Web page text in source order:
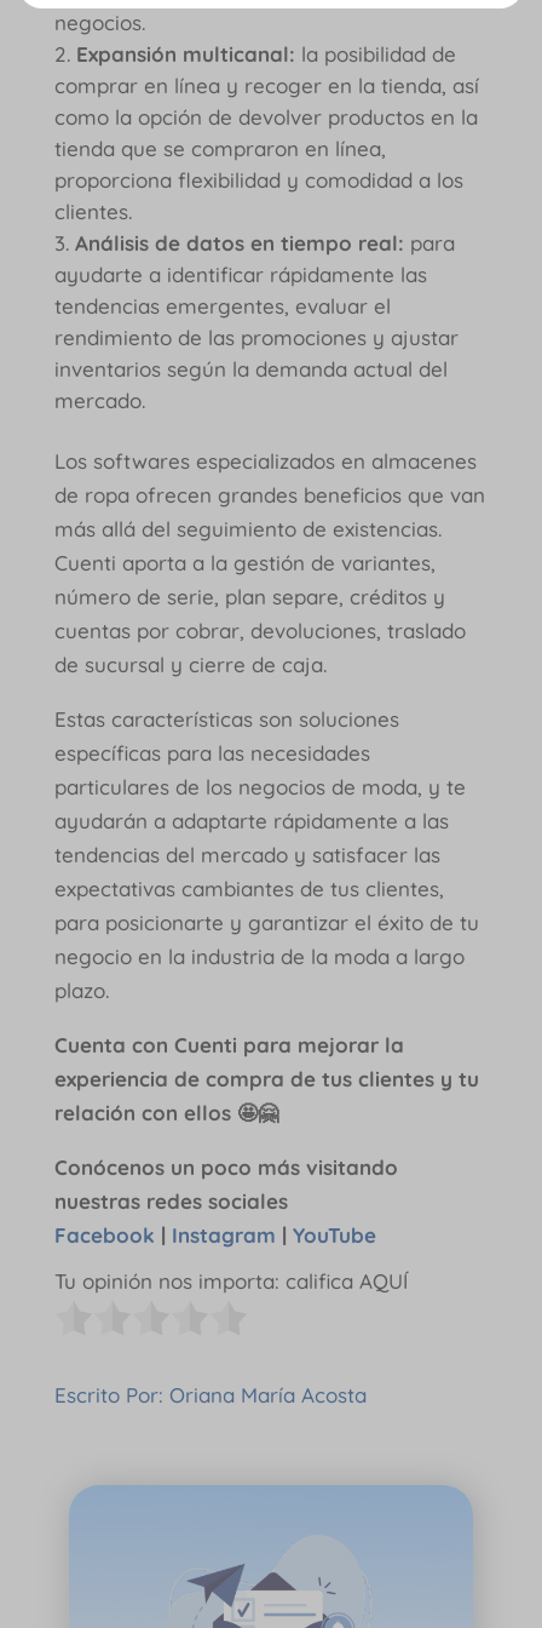
negocios.
Expansión multicanal: la posibilidad de
comprar en línea y recoger en la tienda, así
como la opción de devolver productos en la
tienda que se compraron en línea,
proporciona flexibilidad y comodidad a los
clientes.
Análisis de datos en tiempo real: para
ayudarte a identificar rápidamente las
tendencias emergentes, evaluar el
rendimiento de las promociones y ajustar
inventarios según la demanda actual del
mercado.
Los softwares especializados en almacenes
de ropa ofrecen grandes beneficios que van
más allá del seguimiento de existencias.
Cuenti aporta a la gestión de variantes,
número de serie, plan separe, créditos y
cuentas por cobrar, devoluciones, traslado
de sucursal y cierre de caja.
Estas características son soluciones
específicas para las necesidades
particulares de los negocios de moda, y te
ayudarán a adaptarte rápidamente a las
tendencias del mercado y satisfacer las
expectativas cambiantes de tus clientes,
para posicionarte y garantizar el éxito de tu
negocio en la industria de la moda a largo
plazo.
Cuenta con Cuenti para mejorar la
experiencia de compra de tus clientes y tu
relación con ellos 🤩🤗
Conócenos un poco más visitando
nuestras redes sociales
Facebook | Instagram | YouTube
Tu opinión nos importa: califica AQUÍ
Escrito Por: Oriana María Acosta